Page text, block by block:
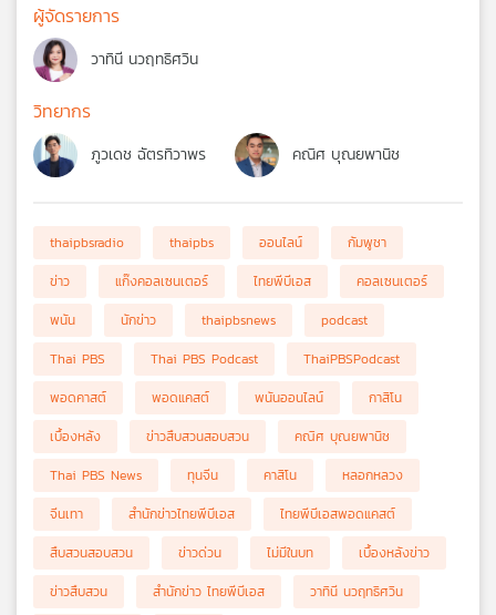
ผู้จัดรายการ
วาทินี นวฤทธิศวิน
วิทยากร
ภูวเดช ฉัตรทิวาพร คณิศ บุณยพานิช
thaipbsradio thaipbs ออนไลน์
กัมพูชา
ข่าว
แก๊งคอลเซนเตอร์ ไทยพีบีเอส
คอลเซนเตอร์
พนัน
นักข่าว thaipbsnews
podcast
Thai PBS
Thai PBS Podcast
ThaiPBSPodcast
พอดคาสต์
พอดแคสต์ พนันออนไลน์
กาสิโน
เบื้องหลัง
ข่าวสืบสวนสอบสวน
คณิศ บุณยพานิช
Thai PBS News
ทุนจีน คาสิโน
หลอกหลวง
จีนเทา
สำนักข่าวไทยพีบีเอส
ไทยพีบีเอสพอดแคสต์
สืบสวนสอบสวน
ข่าวด่วน ไม่มีในบท
เบื้องหลังข่าว
ข่าวสืบสวน
สำนักข่าว ไทยพีบีเอส
วาทินี นวฤทธิศวิน